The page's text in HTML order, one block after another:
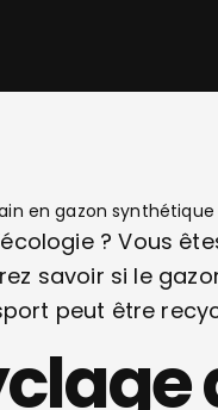
en gazon
? Vous
savoir si le
peut être